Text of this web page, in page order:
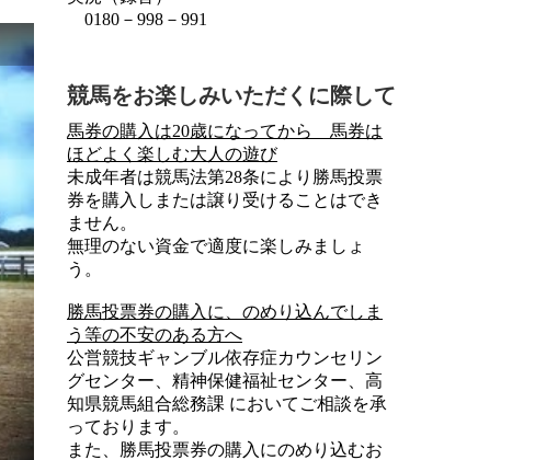
0180－998－991
競馬をお楽しみいただくに際して
馬券の購入は20歳になってから 馬券は
ほどよく楽しむ大人の遊び
未成年者は競馬法第28条により勝馬投票
券を購入しまたは譲り受けることはでき
ません。
無理のない資金で適度に楽しみましょ
う。
勝馬投票券の購入に、のめり込んでしま
う等の不安のある方へ
公営競技ギャンブル依存症カウンセリン
グセンター、精神保健福祉センター、高
知県競馬組合総務課 においてご相談を承
っております。
また、勝馬投票券の購入にのめり込むお